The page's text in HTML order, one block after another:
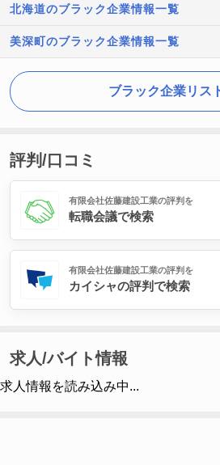
北海道のブラック企業情報一覧
美深町のブラック企業情報一覧
ブラック企業リス
評判/口コミ
有限会社佐藤建設工業の評判を
転職会議で検索
有限会社佐藤建設工業の評判を
カイシャの評判で検索
求人/バイト情報
求人情報を読み込み中...